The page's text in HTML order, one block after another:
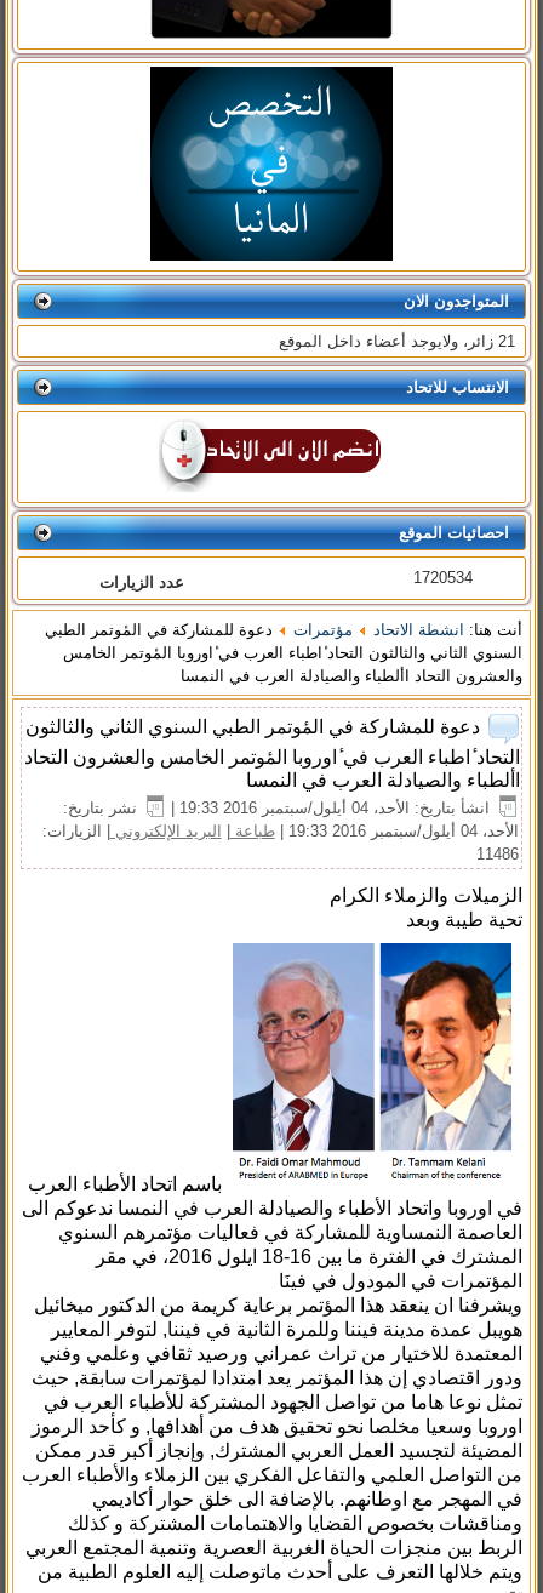
المتواجدون الان
21 زائر، ولايوجد أعضاء داخل الموقع
الانتساب للاتحاد
احصائيات الموقع
عدد الزيارات 1720534
أنت هنا: انشطة الاتحاد مؤتمرات
دعوة للمشاركة في المٔوتمر الطبي
السنوي الثاني والثالثون التحاد ٔاطباء العرب في ٔاوروبا المٔوتمر الخامس
والعشرون التحاد األطباء والصيادلة العرب في النمسا
دعوة للمشاركة في المٔوتمر الطبي السنوي الثاني والثالثون
التحاد ٔاطباء العرب في ٔاوروبا المٔوتمر الخامس والعشرون التحاد
األطباء والصيادلة العرب في النمسا
انشأ بتاريخ: الأحد، 04 أيلول/سبتمبر 2016 19:33
نشر بتاريخ:
الأحد، 04 أيلول/سبتمبر 2016 19:33
|طباعة البريد الإلكتروني
| الزيارات:
11486
الزميلات والزملاء الكرام
تحية طيبة وبعد
باسم اتحاد الأطباء العرب
في اوروبا واتحاد الأطباء والصيادلة العرب في النمسا ندعوكم الى
العاصمة النمساوية للمشاركة في فعاليات مؤتمرهم السنوي
المشترك في الفترة ما بين 16-18 ايلول 2016، في مقر
المؤتمرات في المودول في فينَا
ويشرفنا ان ينعقد هذا المؤتمر برعاية كريمة من الدكتور ميخائيل
هويبل عمدة مدينة فيننا وللمرة الثانية في فيننا, لتوفر المعايير
المعتمدة للاختيار من تراث عمراني ورصيد ثقافي وعلمي وفني
ودور اقتصادي إن هذا المؤتمر يعد امتدادا لمؤتمرات سابقة, حيث
تمثل نوعا هاما من تواصل الجهود المشتركة للأطباء العرب في
اوروبا وسعيا مخلصا نحو تحقيق هدف من أهدافها, و كأحد الرموز
المضيئة لتجسيد العمل العربي المشترك, وإنجاز أكبر قدر ممكن
من التواصل العلمي والتفاعل الفكري بين الزملاء والأطباء العرب
في المهجر مع اوطانهم. بالإضافة الى خلق حوار أكاديمي
ومناقشات بخصوص القضايا والاهتمامات المشتركة و كذلك
الربط بين منجزات الحياة الغربية العصرية وتنمية المجتمع العربي
ويتم خلالها التعرف على أحدث ماتوصلت إليه العلوم الطبية من